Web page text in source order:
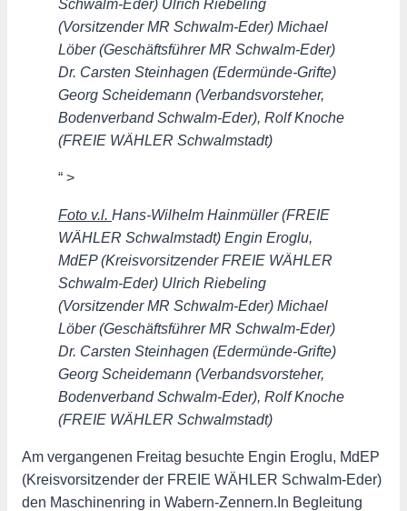
Schwalm-Eder) Ulrich Riebeling
(Vorsitzender MR Schwalm-Eder) Michael
Löber (Geschäftsführer MR Schwalm-Eder)
Dr. Carsten Steinhagen (Edermünde-Grifte)
Georg Scheidemann (Verbandsvorsteher,
Bodenverband Schwalm-Eder), Rolf Knoche
(FREIE WÄHLER Schwalmstadt)
“ >
Foto v.l. Hans-Wilhelm Hainmüller (FREIE
WÄHLER Schwalmstadt) Engin Eroglu,
MdEP (Kreisvorsitzender FREIE WÄHLER
Schwalm-Eder) Ulrich Riebeling
(Vorsitzender MR Schwalm-Eder) Michael
Löber (Geschäftsführer MR Schwalm-Eder)
Dr. Carsten Steinhagen (Edermünde-Grifte)
Georg Scheidemann (Verbandsvorsteher,
Bodenverband Schwalm-Eder), Rolf Knoche
(FREIE WÄHLER Schwalmstadt)
Am vergangenen Freitag besuchte Engin Eroglu, MdEP
(Kreisvorsitzender der FREIE WÄHLER Schwalm-Eder)
den Maschinenring in Wabern-Zennern.In Begleitung